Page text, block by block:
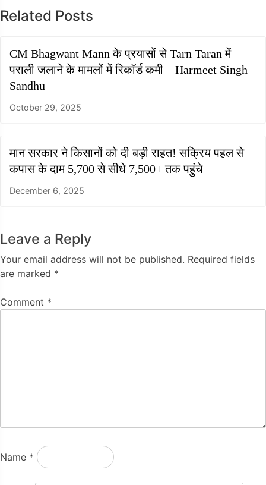
Related Posts
CM Bhagwant Mann के प्रयासों से Tarn Taran में
पराली जलाने के मामलों में रिकॉर्ड कमी – Harmeet Singh
Sandhu
October 29, 2025
मान सरकार ने किसानों को दी बड़ी राहत! सक्रिय पहल से
कपास के दाम 5,700 से सीधे 7,500+ तक पहुंचे
December 6, 2025
Leave a Reply
Your email address will not be published. Required fields
are marked *
Comment *
Name *